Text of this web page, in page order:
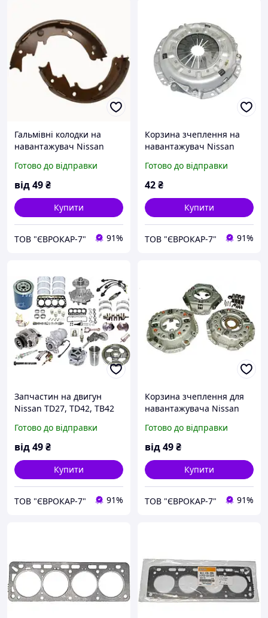
Гальмівні колодки на
навантажувач Nissan
Готово до відправки
від49₴
Купити
ТОВ "ЄВРОКАР-7" 91%
Корзина зчеплення на
навантажувач Nissan
Готово до відправки
42₴
Купити
ТОВ "ЄВРОКАР-7" 91%
Запчастин на двигун
Nissan TD27, TD42, TB42
Готово до відправки
від49₴
Купити
ТОВ "ЄВРОКАР-7" 91%
Корзина зчеплення для
навантажувача Nissan
Готово до відправки
від49₴
Купити
ТОВ "ЄВРОКАР-7" 91%